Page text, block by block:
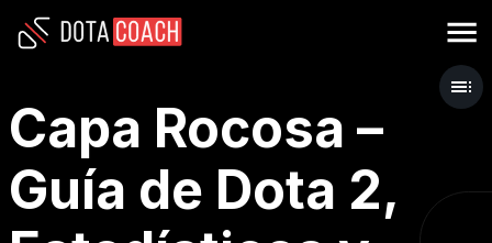
Capa Rocosa –
Guía de Dota 2,